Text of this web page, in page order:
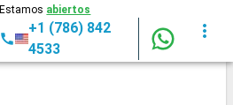
Estamos abiertos
+1 (786) 842
4533